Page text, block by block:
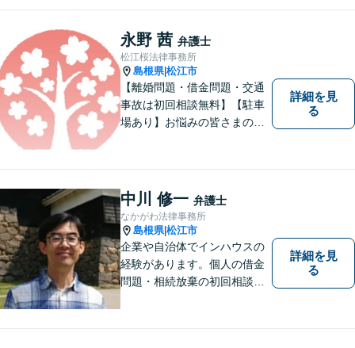
決を目指します。 どんな些細
なことでもお気軽にご相談く
ださい。【弁護士歴15年以
上】
永野 茜 弁護士
松江桜法律事務所
島根県|松江市
【離婚問題・借金問題・交通
事故は初回相談無料】【駐車
場あり】お悩みの皆さまの気
いりたいと思います。丁寧な
説明で適切かつ迅速な解決を
目指します。
詳細を見
る
中川 修一 弁護士
なかがわ法律事務所
島根県|松江市
企業や自治体でインハウスの
経験があります。個人の借金
問題・相続放棄の初回相談
詳細を見
る